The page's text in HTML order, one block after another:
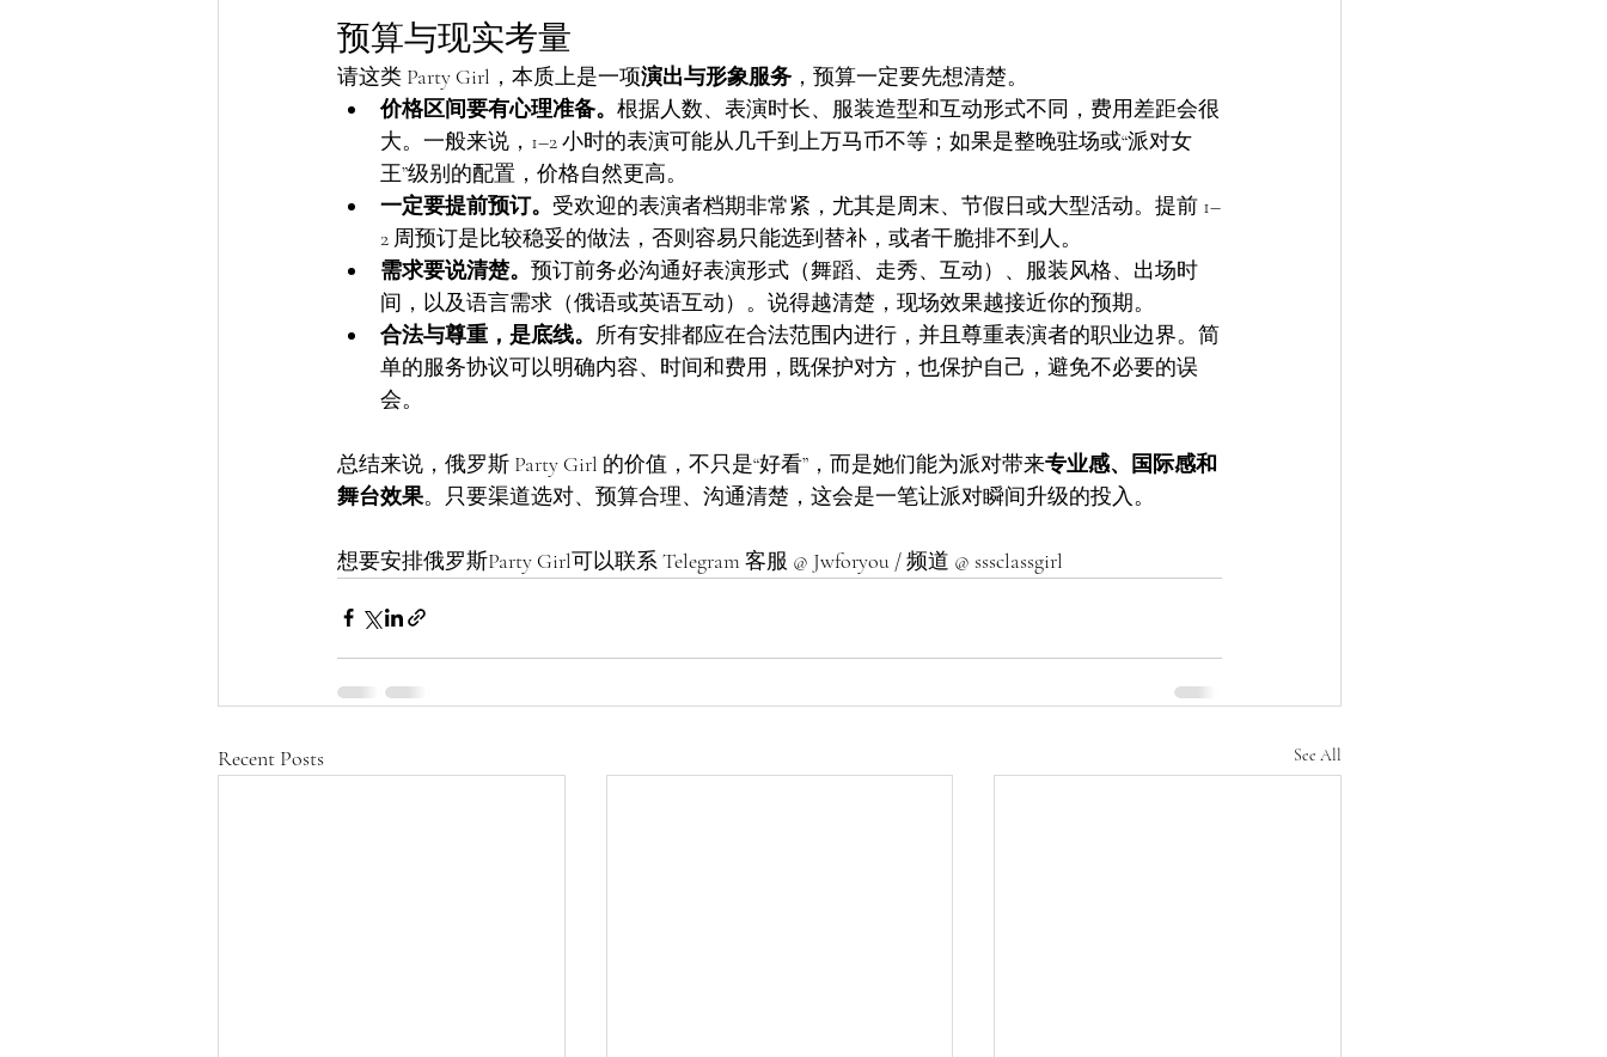
预算与现实考量
请这类 Party Girl，本质上是一项演出与形象服务 ，预算一定要先想清楚。
价格区间要有心理准备。 根据人数、表演时长、服装造型和互动形式不同，费用差距会很
大。一般来说，1–2 小时的表演可能从几千到上万马币不等；如果是整晚驻场或“派对女
王”级别的配置，价格自然更高。
一定要提前预订。 受欢迎的表演者档期非常紧，尤其是周末、节假日或大型活动。提前 1–
2 周预订是比较稳妥的做法，否则容易只能选到替补，或者干脆排不到人。
需求要说清楚。 预订前务必沟通好表演形式（舞蹈、走秀、互动）、服装风格、出场时
间，以及语言需求（俄语或英语互动）。说得越清楚，现场效果越接近你的预期。
合法与尊重，是底线。 所有安排都应在合法范围内进行，并且尊重表演者的职业边界。简
单的服务协议可以明确内容、时间和费用，既保护对方，也保护自己，避免不必要的误
会。
总结来说，俄罗斯 Party Girl 的价值，不只是“好看”，而是她们能为派对带来专业感、国际感和
舞台效果。只要渠道选对、预算合理、沟通清楚，这会是一笔让派对瞬间升级的投入。
想要安排俄罗斯Party Girl可以联系 Telegram 客服 @ Jwforyou / 频道 @ sssclassgirl
Recent Posts See All